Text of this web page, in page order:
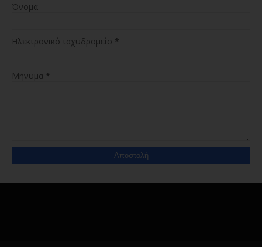
Όνομα
Ηλεκτρονικό ταχυδρομείο *
Μήνυμα *